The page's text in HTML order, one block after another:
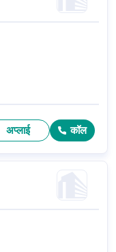
अप्लाई कॉल